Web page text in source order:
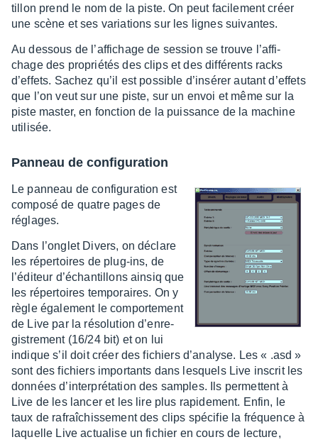
tillon prend le nom de la piste. On peut faci­le­ment créer
une scène et ses varia­tions sur les lignes suivantes.
Au dessous de l’af­fi­chage de session se trouve l’af­fi­
chage des proprié­tés des clips et des diffé­rents racks
d’ef­fets. Sachez qu’il est possible d’in­sé­rer autant d’ef­fets
que l’on veut sur une piste, sur un envoi et même sur la
piste master, en fonc­tion de la puis­sance de la machine
utili­sée.
Panneau de confi­gu­ra­tion
Le panneau de confi­gu­ra­tion est
composé de quatre pages de
réglages.
Dans l’on­glet Divers, on déclare
les réper­toires de plug-ins, de
l’édi­teur d’échan­tillons ainsiq que
les réper­toires tempo­raires. On y
règle égale­ment le compor­te­ment
de Live par la réso­lu­tion d’en­re­
gis­tre­ment (16/24 bit) et on lui
indique s’il doit créer des fichiers d’ana­lyse. Les « .asd »
sont des fichiers impor­tants dans lesquels Live inscrit les
données d’in­ter­pré­ta­tion des samples. Ils permettent à
Live de les lancer et les lire plus rapi­de­ment. Enfin, le
taux de rafraî­chis­se­ment des clips spéci­fie la fréquence à
laquelle Live actua­lise un fichier en cours de lecture,